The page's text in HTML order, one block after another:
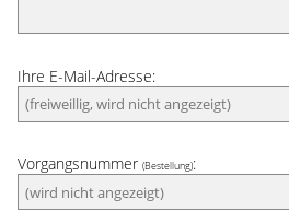
Ihre E-Mail-Adresse:
Vorgangsnummer (Bestellung):